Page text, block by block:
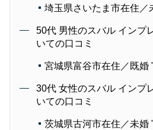
埼玉県さいたま市在住／
50代 男性のスバル インプ
いての口コミ
宮城県富谷市在住／既婚
30代 女性のスバル インプ
いての口コミ
茨城県古河市在住／未婚